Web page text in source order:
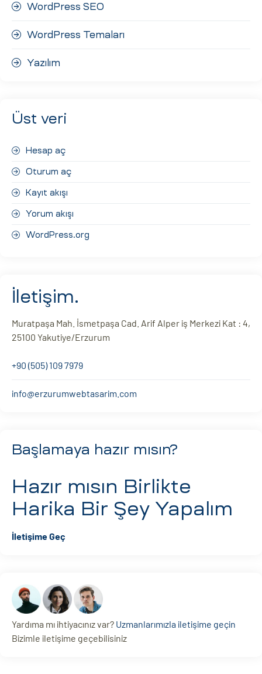
WordPress SEO
WordPress Temaları
Yazılım
Üst veri
Hesap aç
Oturum aç
Kayıt akışı
Yorum akışı
WordPress.org
İletişim.
Muratpaşa Mah. İsmetpaşa Cad. Arif Alper iş Merkezi Kat : 4,
25100 Yakutiye/Erzurum
+90 (505) 109 7979
info@erzurumwebtasarim.com
Başlamaya hazır mısın?
Hazır mısın Birlikte
Harika Bir Şey Yapalım
İletişime Geç
Yardıma mı ihtiyacınız var? Uzmanlarımızla iletişime geçin
Bizimle iletişime geçebilisiniz